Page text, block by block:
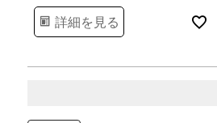
詳細を見る